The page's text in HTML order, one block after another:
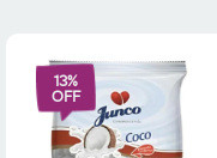
13%
OFF